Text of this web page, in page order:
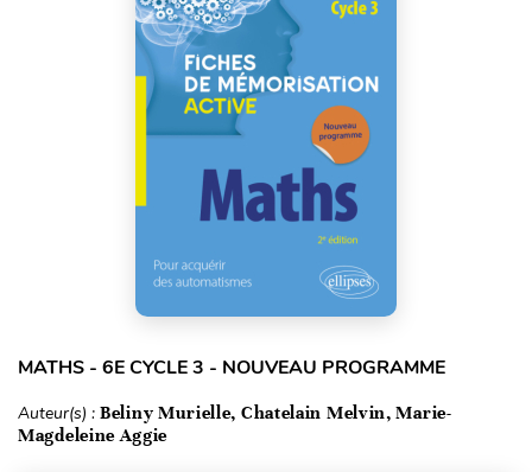
MATHS - 6E CYCLE 3 - NOUVEAU PROGRAMME
Auteur(s) : Beliny Murielle, Chatelain Melvin, Marie-
Magdeleine Aggie